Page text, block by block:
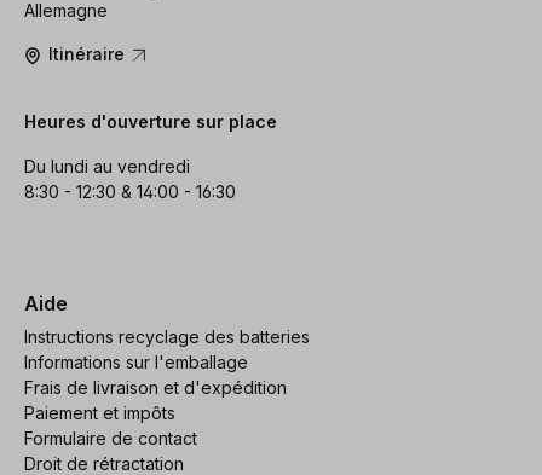
Allemagne
Itinéraire
Heures d'ouverture sur place
Du lundi au vendredi
8:30 - 12:30 & 14:00 - 16:30
Aide
Instructions recyclage des batteries
Informations sur l'emballage
Frais de livraison et d'expédition
Paiement et impôts
Formulaire de contact
Droit de rétractation